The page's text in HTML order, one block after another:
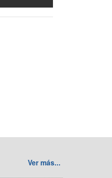
Ver más...